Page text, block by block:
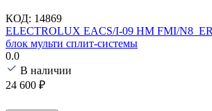
КОД: 14869
ELECTROLUX EACS/I-09 HM FMI/
блок мульти сплит-системы
0.0
В наличии
24 600 ₽